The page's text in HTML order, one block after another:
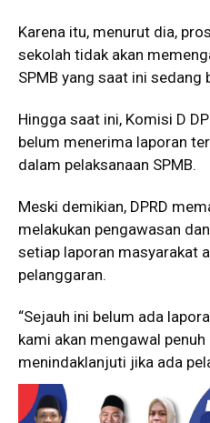
Karena itu, menurut dia,
sekolah tidak akan
SPMB yang saat ini sedang
Hingga saat ini, Komisi D
belum menerima laporan
dalam pelaksanaan SPMB.
Meski demikian, DPRD
melakukan pengawasan
setiap laporan masyarakat
pelanggaran.
“Sejauh ini belum ada
kami akan mengawal penuh
menindaklanjuti jika ada